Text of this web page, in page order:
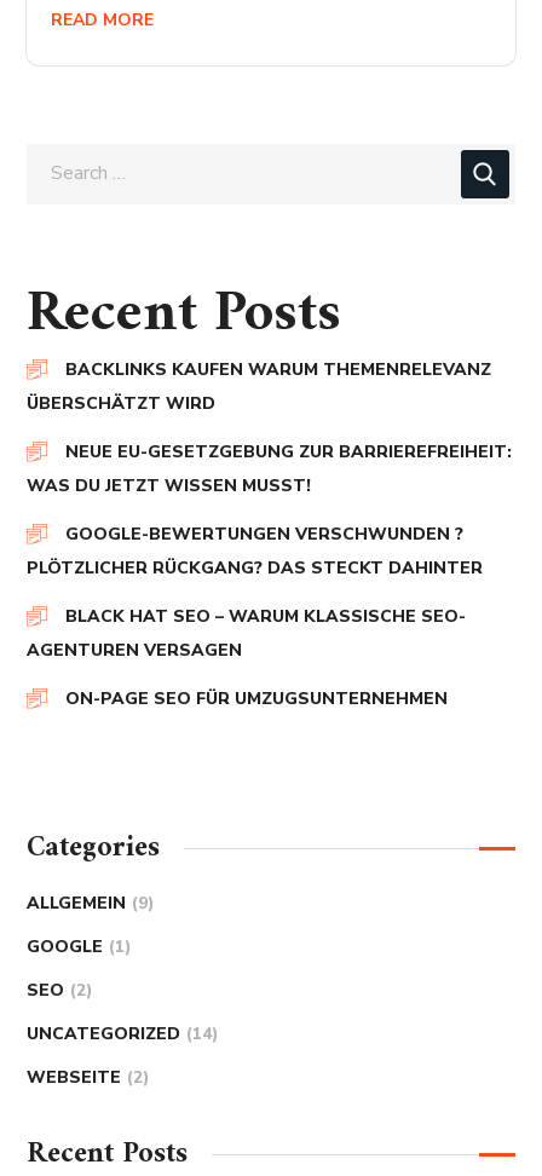
READ MORE
Recent Posts
BACKLINKS KAUFEN WARUM THEMENRELEVANZ
ÜBERSCHÄTZT WIRD
NEUE EU-GESETZGEBUNG ZUR BARRIEREFREIHEIT:
WAS DU JETZT WISSEN MUSST!
GOOGLE-BEWERTUNGEN VERSCHWUNDEN ?
PLÖTZLICHER RÜCKGANG? DAS STECKT DAHINTER
BLACK HAT SEO – WARUM KLASSISCHE SEO-
AGENTUREN VERSAGEN
ON-PAGE SEO FÜR UMZUGSUNTERNEHMEN
Categories
ALLGEMEIN (9)
GOOGLE (1)
SEO (2)
UNCATEGORIZED (14)
WEBSEITE (2)
Recent Posts